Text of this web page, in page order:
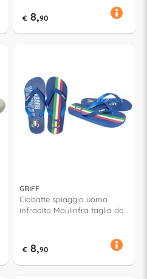
€ 8,90
GRIFF
Ciabatte spiaggia uomo
infradito Maulinfra taglia da
€ 8,90